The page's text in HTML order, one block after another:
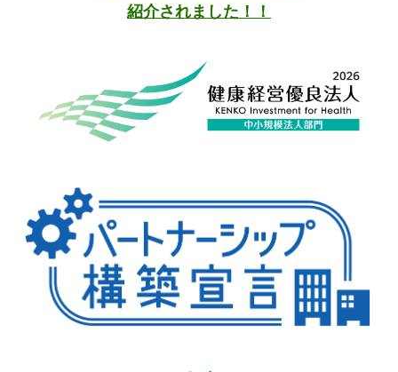
紹介されました！！